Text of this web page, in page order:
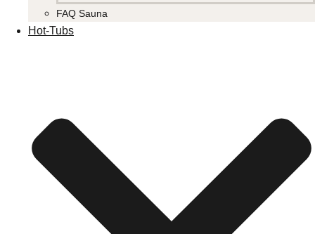
FAQ Sauna
Hot-Tubs